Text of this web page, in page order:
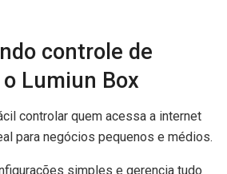
controle de
Lumiun Box
controlar quem acessa a internet
para negócios pequenos e médios.
simples e gerencia tudo